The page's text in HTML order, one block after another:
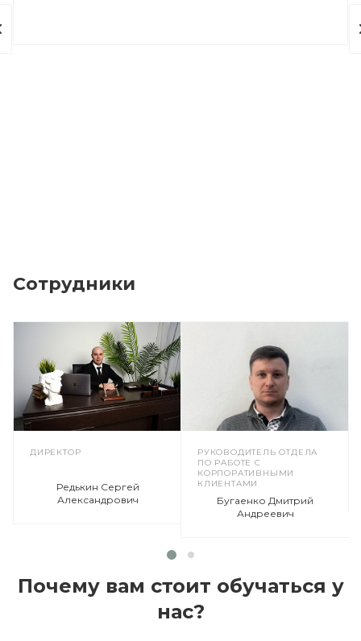
Сотрудники
ДИРЕКТОР
Редькин Сергей
Александрович
РУКОВОДИТЕЛЬ ОТДЕЛА
ПО РАБОТЕ С
КОРПОРАТИВНЫМИ
КЛИЕНТАМИ
Бугаенко Дмитрий
Андреевич
Почему вам стоит обучаться у
нас?